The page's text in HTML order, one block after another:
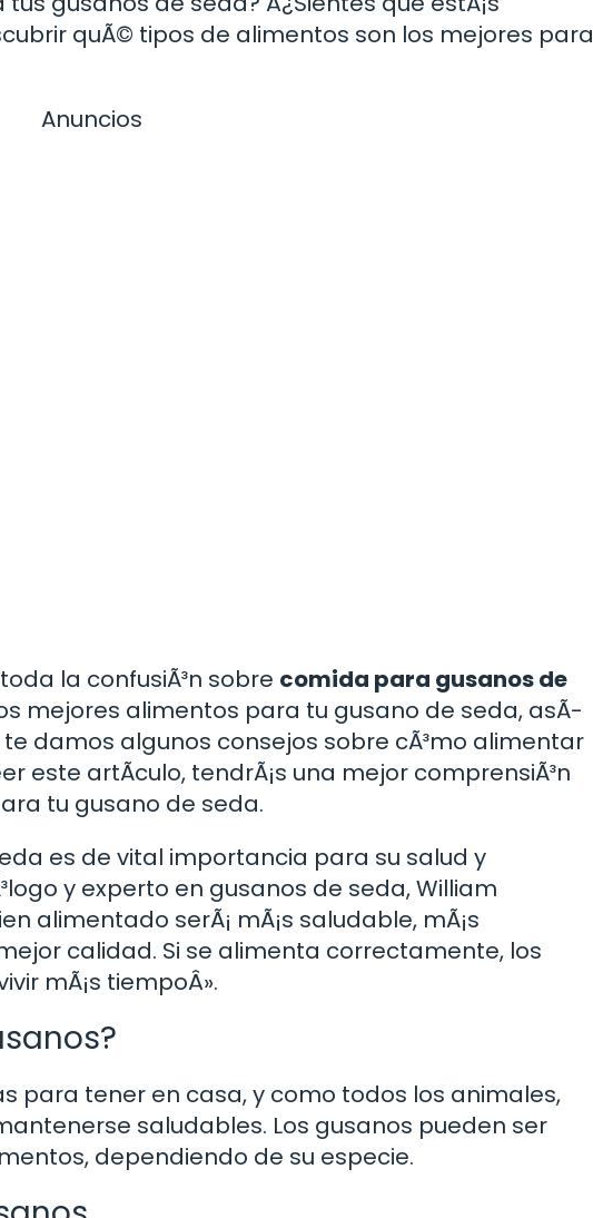
quÃ© tipos de alimentos son los mejores para
Anuncios
la confusiÃ³n sobre comida para gusanos de
mejores alimentos para tu gusano de seda, asÃ­
damos algunos consejos sobre cÃ³mo alimentar
este artÃ­culo, tendrÃ¡s una mejor comprensiÃ³n
tu gusano de seda.
es de vital importancia para su salud y
y experto en gusanos de seda, William
alimentado serÃ¡ mÃ¡s saludable, mÃ¡s
calidad. Si se alimenta correctamente, los
mÃ¡s tiempoÂ».
para tener en casa, y como todos los animales,
saludables. Los gusanos pueden ser
dependiendo de su especie.